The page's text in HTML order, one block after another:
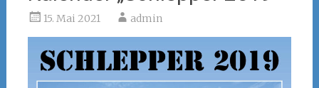
15. Mai 2021 admin